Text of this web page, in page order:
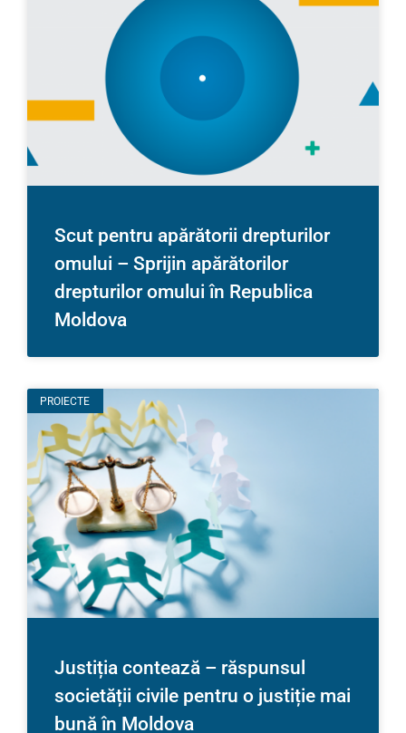
Scut pentru apărătorii drepturilor
omului – Sprijin apărătorilor
drepturilor omului în Republica
Moldova
PROIECTE
Justiția contează – răspunsul
societății civile pentru o justiție mai
bună în Moldova